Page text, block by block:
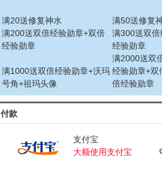
满20送修复神水
满50送修复
满200送双倍经验勋章+双倍
经验勋章
满300送双
经验勋章
满1000送双倍经验勋章+沃玛
号角+祖玛头像
满2000送双
经验勋章+双
倍经验勋章
付款
支付宝
大额使用支付宝